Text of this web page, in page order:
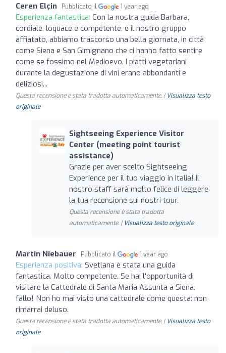
Ceren Elçin Pubblicato il 1 year ago
Esperienza fantastica: Con la nostra guida Barbara,
cordiale, loquace e competente, e il nostro gruppo
affiatato, abbiamo trascorso una bella giornata, in città
come Siena e San Gimignano che ci hanno fatto sentire
come se fossimo nel Medioevo. I piatti vegetariani
durante la degustazione di vini erano abbondanti e
deliziosi...
Questa recensione è stata tradotta automaticamente. | Visualizza testo
originale
Sightseeing Experience Visitor
Center (meeting point tourist
assistance)
Grazie per aver scelto Sightseeing
Experience per il tuo viaggio in Italia! Il
nostro staff sarà molto felice di leggere
la tua recensione sui nostri tour.
Questa recensione è stata tradotta
automaticamente. | Visualizza testo originale
Martin Niebauer Pubblicato il 1 year ago
Esperienza positiva: Svetlana è stata una guida
fantastica. Molto competente. Se hai l'opportunità di
visitare la Cattedrale di Santa Maria Assunta a Siena,
fallo! Non ho mai visto una cattedrale come questa: non
rimarrai deluso.
Questa recensione è stata tradotta automaticamente. | Visualizza testo
originale